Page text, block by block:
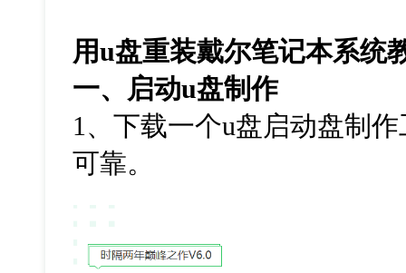
用u盘重装戴尔笔记本系统
一、启动u盘制作
1 、下载一个u盘启动盘制
可靠。